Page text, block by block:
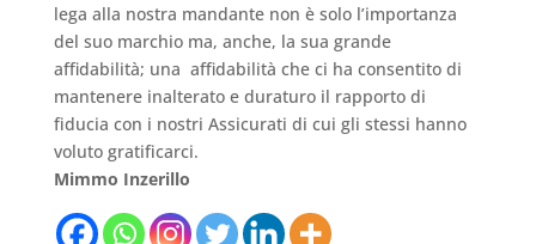
lega alla nostra mandante non è solo l’importanza
del suo marchio ma, anche, la sua grande
affidabilità; una affidabilità che ci ha consentito di
mantenere inalterato e duraturo il rapporto di
fiducia con i nostri Assicurati di cui gli stessi hanno
voluto gratificarci.
Mimmo Inzerillo